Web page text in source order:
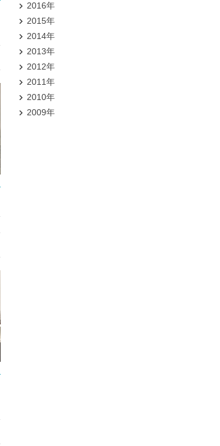
2016年
2015年
2014年
2013年
2012年
2011年
2010年
2009年